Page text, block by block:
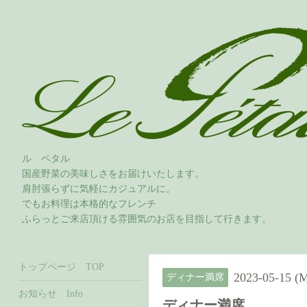
ル ペタル
国産野菜の美味しさをお届けいたします。
肩肘張らずに気軽にカジュアルに。
でもお料理は本格的なフレンチ
ふらっとご来店頂ける雰囲気のお店を目指して行きます。
ディナー満席 2023-05-15
トップページ TOP
お知らせ Info